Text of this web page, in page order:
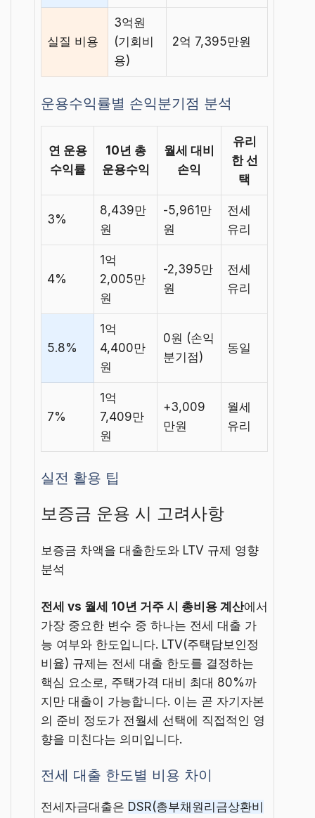
실질 비용
3억원
(기회비
용)
2억 7,395만원
운용수익률별 손익분기점 분석
연 운용
수익률
10년 총
운용수익
월세 대비
손익
유리
한 선
택
3%
8,439만
원
-5,961만
원
전세
유리
4%
1억
2,005만
원
-2,395만
원
전세
유리
5.8%
1억
4,400만
원
0원 (손익
분기점)
동일
7%
1억
7,409만
원
+3,009
만원
월세
유리
실전 활용 팁
보증금 운용 시 고려사항
보증금 차액을 대출한도와 LTV 규제 영향
분석
전세 vs 월세 10년 거주 시 총비용 계산에서
가장 중요한 변수 중 하나는 전세 대출 가
능 여부와 한도입니다. LTV(주택담보인정
비율) 규제는 전세 대출 한도를 결정하는
핵심 요소로, 주택가격 대비 최대 80%까
지만 대출이 가능합니다. 이는 곧 자기자본
의 준비 정도가 전월세 선택에 직접적인 영
향을 미친다는 의미입니다.
전세 대출 한도별 비용 차이
전세자금대출은 DSR(총부채원리금상환비